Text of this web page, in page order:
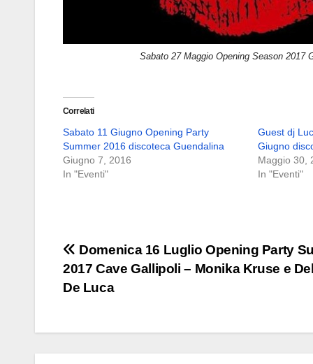
Sabato 27 Maggio Opening Season 2017
Correlati
Sabato 11 Giugno Opening Party
Summer 2016 discoteca Guendalina
Giugno 7, 2016
In "Eventi"
Guest dj
Giugno
Maggio 30,
In "Eventi"
Navigazione
articoli
Domenica 16 Luglio Opening Party
2017 Cave Gallipoli – Monika Kruse e
De Luca